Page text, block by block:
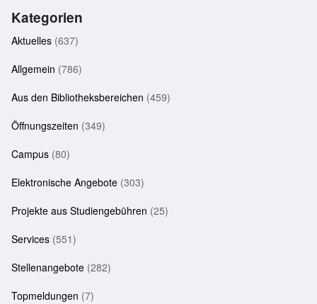
Kategorien
Aktuelles (637)
Allgemein (786)
Aus den Bibliotheksbereichen (459)
Öffnungszeiten (349)
Campus (80)
Elektronische Angebote (303)
Projekte aus Studiengebühren (25)
Services (551)
Stellenangebote (282)
Topmeldungen (7)